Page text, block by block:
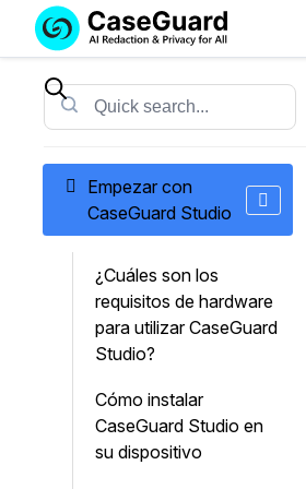
Servicios
CASEGUARD
SUS
Empezar con
CaseGuard Studio
¿Cuáles son los
requisitos de hardware
para utilizar CaseGuard
Studio?
Cómo instalar
CaseGuard Studio en
su dispositivo